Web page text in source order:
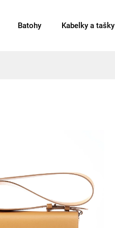
Batohy Kabelky a tašky